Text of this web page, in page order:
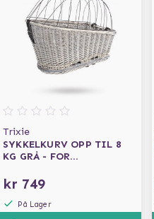
Trixie
SYKKELKURV OPP TIL 8
KG GRÅ - FOR
kr 749
På Lager